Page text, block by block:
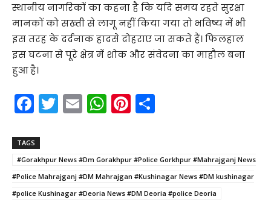
स्थानीय नागरिकों का कहना है कि यदि समय रहते सुरक्षा
मानकों को सख्ती से लागू नहीं किया गया तो भविष्य में भी
इस तरह के दर्दनाक हादसे दोहराए जा सकते हैं। फिलहाल
इस घटना से पूरे क्षेत्र में शोक और संवेदना का माहौल बना
हुआ है।
F
a
c
e
b
o
T
w
er
E
m
l
W
h
ts
A
p
Pi
nt
e
st
e
TAGS
#Gorakhpur News #Dm Gorakhpur #Police Gorkhpur #Mahrajganj News
#Police Mahrajganj #DM Mahrajgan #Kushinagar News #DM kushinagar
#police Kushinagar #Deoria News #DM Deoria #police Deoria